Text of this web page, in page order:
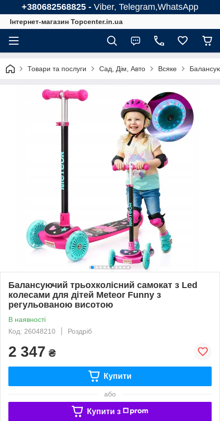
+380682568825 - Viber, Telegram,WhatsApp
Інтернет-магазин Topcenter.in.ua
Товари та послуги Сад, Дім, Авто Всяке
Балансуючий трьохколісний самокат з Led
колесами для дітей Meteor Funny з
регульованою висотою
В наявності
Код: 26048210
Роздріб
2 347 ₴
Купити
або
Купити з